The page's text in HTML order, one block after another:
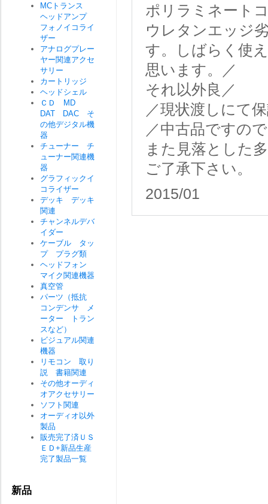
ポリラミネート
ウレタンエッジ
す。しばらく使
思います。／
それ以外良／
／現状渡しにて
／中古品ですの
また見落とした
ご了承下さい。
2015/01
MCトランス
ヘッドアンプ
フォノイコライ
ザー
アナログプレー
ヤー関連アクセ
サリー
カートリッジ
ヘッドシェル
ＣＤ MD
DAT DAC そ
の他デジタル機
器
チューナー チ
ューナー関連機
器
グラフィックイ
コライザー
デッキ デッキ
関連
チャンネルデバ
イダー
ケーブル タッ
プ プラグ類
ヘッドフォン
マイク関連機器
真空管
パーツ（抵抗
コンデンサ メ
ーター トラン
スなど）
ビジュアル関連
機器
リモコン 取り
説 書籍関連
その他オーディ
オアクセサリー
ソフト関連
オーディオ以外
製品
販売完了済ＵＳ
ＥＤ+新品生産
完了製品一覧
新品